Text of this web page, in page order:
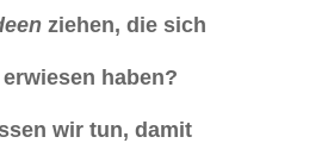
ziehen, die sich
haben?
wir tun, damit